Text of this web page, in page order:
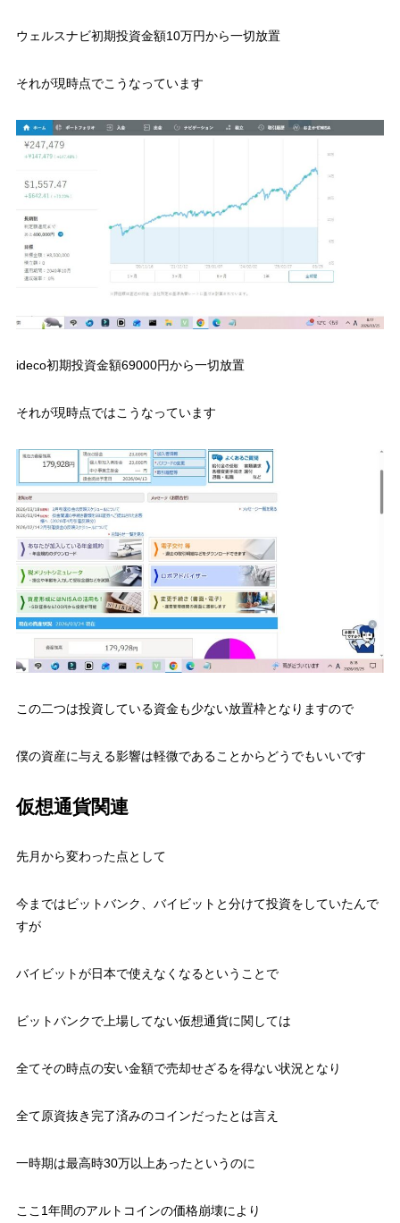
ウェルスナビ初期投資金額10万円から一切放置
それが現時点でこうなっています
ideco初期投資金額69000円から一切放置
それが現時点ではこうなっています
この二つは投資している資金も少ない放置枠となりますので
僕の資産に与える影響は軽微であることからどうでもいいです
仮想通貨関連
先月から変わった点として
今まではビットバンク、バイビットと分けて投資をしていたんで
すが
バイビットが日本で使えなくなるということで
ビットバンクで上場してない仮想通貨に関しては
全てその時点の安い金額で売却せざるを得ない状況となり
全て原資抜き完了済みのコインだったとは言え
一時期は最高時30万以上あったというのに
ここ1年間のアルトコインの価格崩壊により